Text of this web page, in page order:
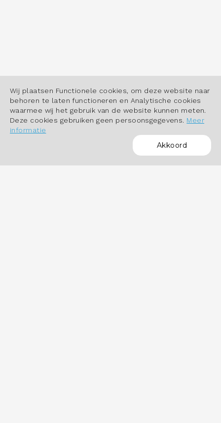
Wij plaatsen Functionele cookies, om deze website naar
behoren te laten functioneren en Analytische cookies
waarmee wij het gebruik van de website kunnen meten.
Deze cookies gebruiken geen persoonsgegevens. Meer
informatie
Akkoord
POWERED BY